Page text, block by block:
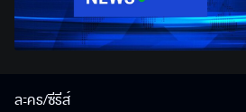
ละคร/ซีรีส์